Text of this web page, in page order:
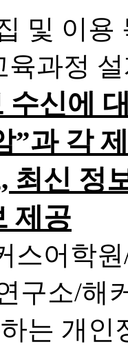
및 이용
육과정
수신에
”과 각
최신 정
제공
어학
구소/해
는 개